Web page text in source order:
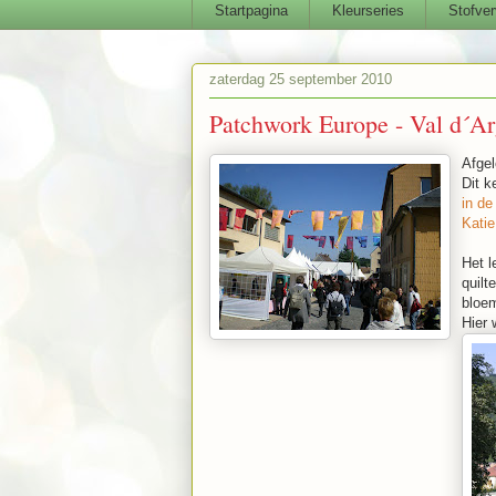
Startpagina Kleurseries
zaterdag 25 september 2010
Patchwork Europe - Val
Dit
in
Het
Hier